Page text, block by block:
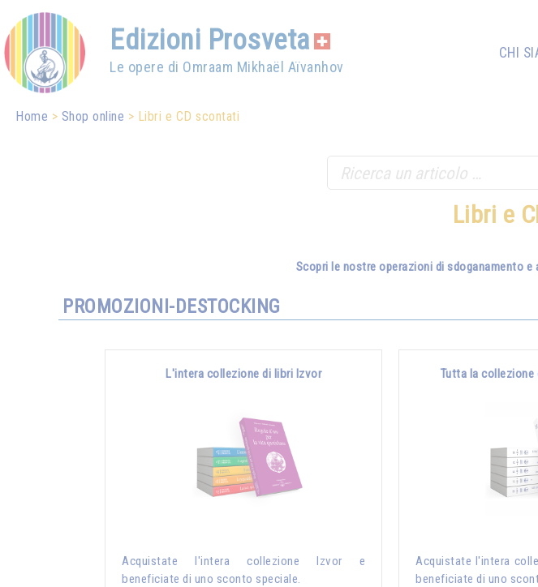
Edizioni Prosveta
Le opere di Omraam Mikhaël Aïvanhov
CHI
Home Shop online Libri e CD scontati
Libri e
Scopri le nostre operazioni di sdoganamento
PROMOZIONI-DESTOCKING
L'intera collezione di libri Izvor
Acquistate l'intera collezione Izvor e
beneficiate di uno sconto speciale.
Tutta la collezione
Acquistate l'intera
beneficiate di uno